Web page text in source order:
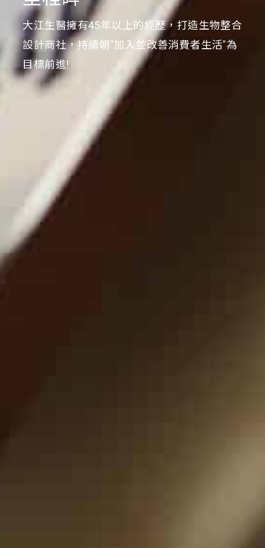
大江生醫擁有45年以上的經歷，打造生物整合
設計商社，持續朝"加入並改善消費者生活"為
目標前進!